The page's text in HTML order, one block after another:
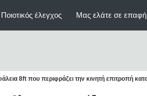
Ποιοτικός έλεγχος Μας ελάτε σε
8ft που περιφράζει την κινητή επιτροπή